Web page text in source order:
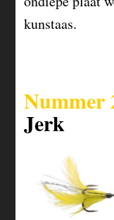
kunstaas.
Nummer
Jerk